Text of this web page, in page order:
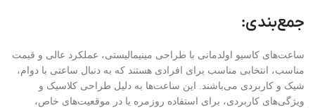
جمع‌بندی:
ساعت‌های کاسیو اولدمانی با طراحی مینیمالیستی، عملکرد عالی و قیمت
مناسب، انتخابی مناسب برای افرادی هستند که به دنبال ساعتی با دوام،
شیک و کاربردی می‌باشند. این ساعت‌ها به دلیل طراحی کلاسیک و
ویژگی‌های کاربردی، برای استفاده روزمره یا در موقعیت‌های خاص،